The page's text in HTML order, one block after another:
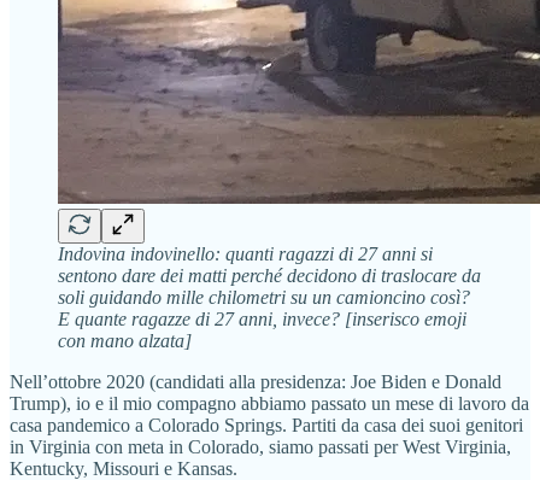
Indovina indovinello: quanti ragazzi di 27 anni si
sentono dare dei matti perché decidono di traslocare da
soli guidando mille chilometri su un camioncino così?
E quante ragazze di 27 anni, invece? [inserisco emoji
con mano alzata]
Nell’ottobre 2020 (candidati alla presidenza: Joe Biden e Donald
Trump), io e il mio compagno abbiamo passato un mese di lavoro da
casa pandemico a Colorado Springs. Partiti da casa dei suoi genitori
in Virginia con meta in Colorado, siamo passati per West Virginia,
Kentucky, Missouri e Kansas.